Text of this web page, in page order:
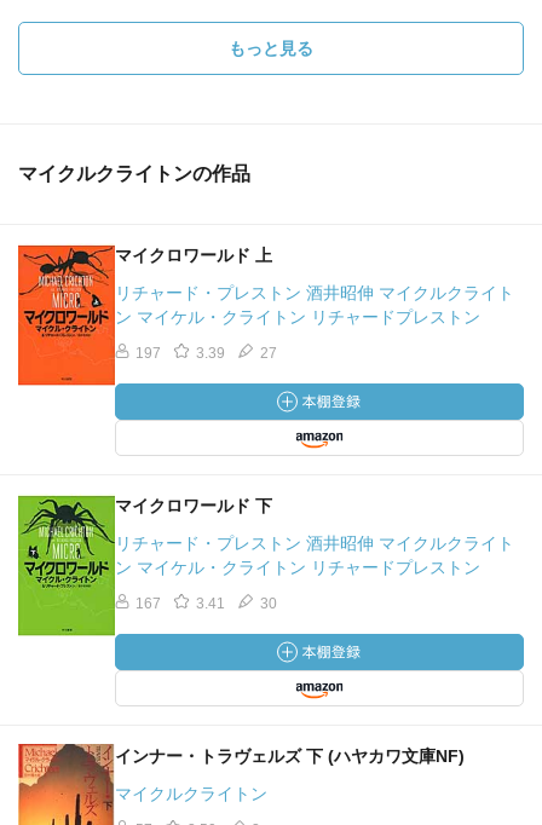
もっと見る
マイクルクライトンの作品
マイクロワールド 上
リチャード・プレストン 酒井昭伸 マイクルクライト
ン マイケル・クライトン リチャードプレストン
197 3.39 27
マイクロワールド 下
リチャード・プレストン 酒井昭伸 マイクルクライト
ン マイケル・クライトン リチャードプレストン
167 3.41 30
インナー・トラヴェルズ 下 (ハヤカワ文庫NF)
マイクルクライトン